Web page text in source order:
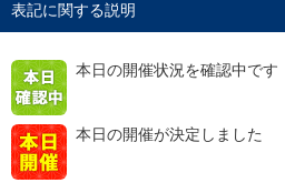
表記に関する説明
本日の開催状況を確認中です
本日の開催が決定しました